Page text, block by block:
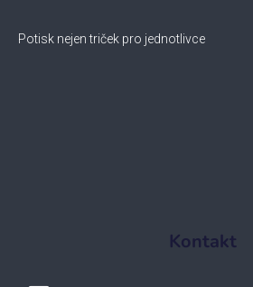
Potisk nejen triček pro jednotlivce
Kontakt